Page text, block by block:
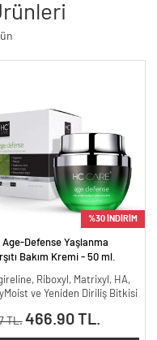
%30 İNDİRİM
Age-Defense Yaşlanma
Bakım Kremi - 50 ml.
Riboxyl, Matrixyl, HA,
ve Yeniden Diriliş Bitkisi
TL. 466.90 TL.